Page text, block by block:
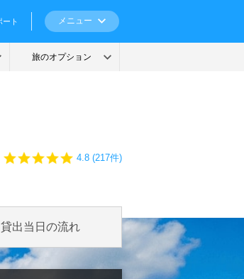
4
t
r
4.8 (217件)
貸出当日の流れ